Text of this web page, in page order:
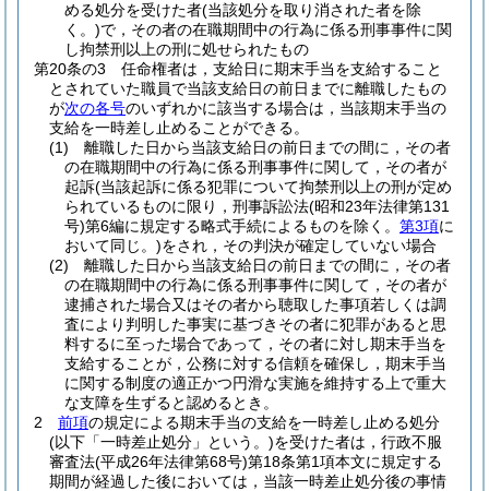
める処分を受けた者(当該処分を取り消された者を除
く。)で，その者の在職期間中の行為に係る刑事事件に関
し拘禁刑以上の刑に処せられたもの
第20条の3
任命権者は，支給日に期末手当を支給すること
とされていた職員で当該支給日の前日までに離職したもの
が次の各号のいずれかに該当する場合は，当該期末手当の
支給を一時差し止めることができる。
(1)
離職した日から当該支給日の前日までの間に，その者
の在職期間中の行為に係る刑事事件に関して，その者が
起訴(当該起訴に係る犯罪について拘禁刑以上の刑が定め
られているものに限り，刑事訴訟法(昭和23年法律第131
号)第6編に規定する略式手続によるものを除く。 第3項に
おいて同じ。)をされ，その判決が確定していない場合
(2)
離職した日から当該支給日の前日までの間に，その者
の在職期間中の行為に係る刑事事件に関して，その者が
逮捕された場合又はその者から聴取した事項若しくは調
査により判明した事実に基づきその者に犯罪があると思
料するに至った場合であって，その者に対し期末手当を
支給することが，公務に対する信頼を確保し，期末手当
に関する制度の適正かつ円滑な実施を維持する上で重大
な支障を生ずると認めるとき。
2
前項の規定による期末手当の支給を一時差し止める処分
(以下「一時差止処分」という。)を受けた者は，行政不服
審査法(平成26年法律第68号)第18条第1項本文に規定する
期間が経過した後においては，当該一時差止処分後の事情